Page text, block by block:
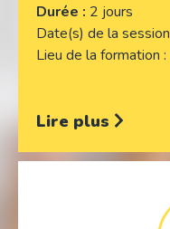
Durée : 2 jours
Date(s) de la session
Lieu de la formation
Lire plus